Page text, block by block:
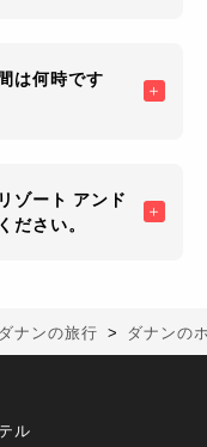
は何時です
ゾート アンド
ださい。
ダナンの旅行 ダナンの
ル